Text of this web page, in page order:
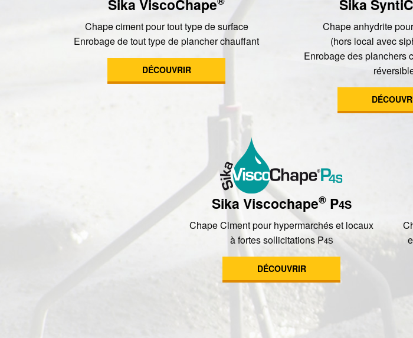
Sika ViscoChape
Chape ciment pour tout type de surface
Enrobage de tout type de plancher chauffant
DÉCOUVRIR
Sika
Chape anhydrite
(hors local avec
Enrobage des planchers
Sika Viscochape®P4S
Chape Ciment pour hypermarchés et locaux
à fortes sollicitations P4S
DÉCOUVRIR